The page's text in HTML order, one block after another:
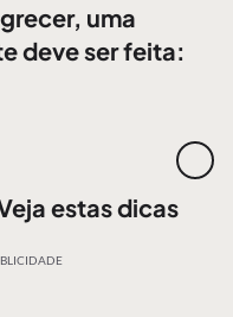
uma
deve ser feita:
estas dicas